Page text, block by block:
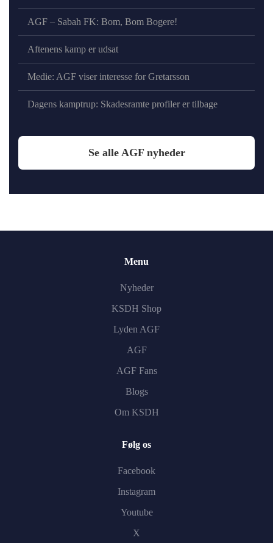
AGF – Sabah FK: Bom, Bom Bogere!
Aftenens kamp er udsat
Medie: AGF viser interesse for Gretarsson
Dagens kamptrup: Skadesramte profiler er tilbage
Se alle AGF nyheder
Menu
Nyheder
KSDH Shop
Lyden AGF
AGF
AGF Fans
Blogs
Om KSDH
Følg os
Facebook
Instagram
Youtube
X